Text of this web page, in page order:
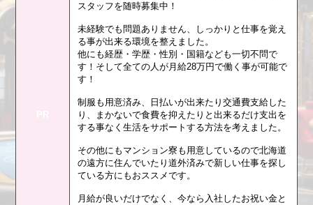
スタッフを随時募集中！
未経験でも問題ありません、しっかりと仕事を覚え
る事が出来る環境を整えました。
他にも経歴・学歴・性別・国籍なども一切不問で
す！そして全ての人が月給28万円で働く事が可能で
す！
制服も用意済み、日払いが出来たり交通費支給した
り、まかないで食費を抑えたりと出来るだけ支出を
する事なく生活をサポートする方法を考えました。
その他にもマンション寮も用意しているので北海道
の遠方に住んでいたり道外済みで新しい仕事を探し
ている方にもおススメです。
月給が良いだけでなく、今なら入社したお祝い金と